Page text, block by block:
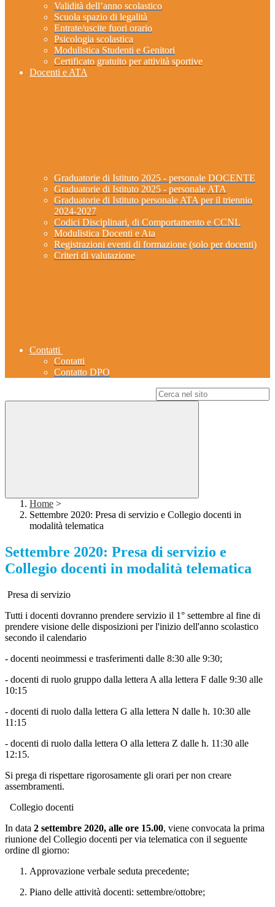
Validità dell’anno scolastico
Scuola spazio di legalità
Entrate/uscite fuori orario
Psicologia scolastica
Modulistica Studenti e Genitori
Certificato gratuito per attività sportive
Docenti e ATA
Graduatorie di Istituto 2025 - personale DOCENTE
Graduatorie di Istituto 2025 - personale ATA
Graduatorie di Istituto personale ATA per il triennio
2024-2027
Codici Disciplinari, di Comportamento e CCNL
Modulistica Docenti e Ata
Registrazioni eventi di formazione (solo per docenti)
Criteri di valutazione
Contatti
Contatti
Contatto DPO
Home >
Settembre 2020: Presa di servizio e Collegio docenti in
modalità telematica
Settembre 2020: Presa di servizio e
Collegio docenti in modalità telematica
Presa di servizio
Tutti i docenti dovranno prendere servizio il 1° settembre al fine di
prendere visione delle disposizioni per l'inizio dell'anno scolastico
secondo il calendario
- docenti neoimmessi e trasferimenti dalle 8:30 alle 9:30;
- docenti di ruolo gruppo dalla lettera A alla lettera F dalle 9:30 alle
10:15
- docenti di ruolo dalla lettera G alla lettera N dalle h. 10:30 alle
11:15
- docenti di ruolo dalla lettera O alla lettera Z dalle h. 11:30 alle
12:15.
Si prega di rispettare rigorosamente gli orari per non creare
assembramenti.
Collegio docenti
In data 2 settembre 2020, alle ore 15.00, viene convocata la prima
riunione del Collegio docenti per via telematica con il seguente
ordine dl giorno:
Approvazione verbale seduta precedente;
Piano delle attività docenti: settembre/ottobre;